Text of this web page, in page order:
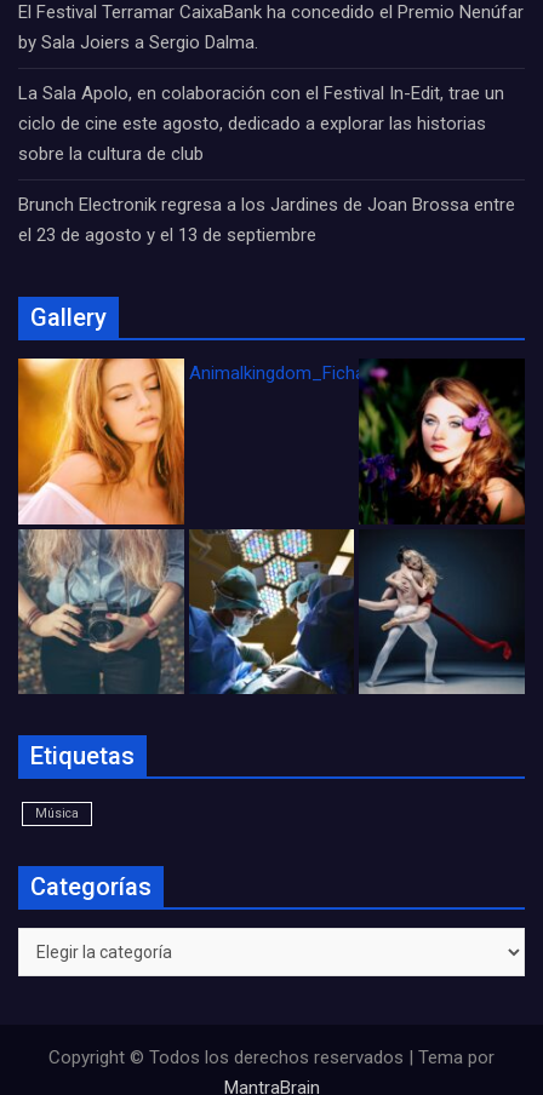
El Festival Terramar CaixaBank ha concedido el Premio Nenúfar
by Sala Joiers a Sergio Dalma.
La Sala Apolo, en colaboración con el Festival In-Edit, trae un
ciclo de cine este agosto, dedicado a explorar las historias
sobre la cultura de club
Brunch Electronik regresa a los Jardines de Joan Brossa entre
el 23 de agosto y el 13 de septiembre
Gallery
Animalkingdom_FichaCine
Etiquetas
Música
Categorías
Categorías
Copyright © Todos los derechos reservados | Tema por
MantraBrain